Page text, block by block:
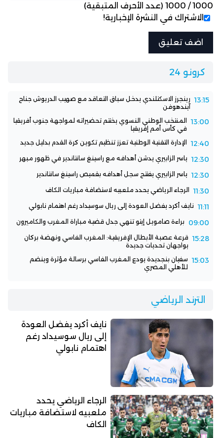
1000
/
1000 (عدد الأحرف المتبقية)
الاشتراك في النشرة الإخبارية!
كرونو 24
13:15 رينجرز الاسكتلندي يدخل سباق التعاقد مع صهيب الدريوش جناح
آيندهوفن
13:00
المنتخب الوطني النسوي يختتم تحضيراته لمواجهة جنوب أفريقيا
في كأس أمم إفريقيا
12:40 الإدارة التقنية الوطنية تعزز تنظيم تكوين كرة القدم بدليل جديد
12:30 ياسر الزابيري يدشن أهدافه مع راسينغ سانتاندير في ظهور مبهر
12:30 ياسر الزابيري يفتتح سجل أهدافه بقميص راسينغ سانتاندير
11:30 الرجاء الرياضي يحدد ملعبيه لاستضافة مباريات الكاف
11:11 نايف أكرد يفضل العودة إلى ريال سوسيداد رغم اهتمام نابولي
09:00 براءة صامويل إيتو تنهي جدل قضية مباراة المغرب والكاميرون
15:28 قرعة عصبة الأبطال الإفريقية: المغرب الفاسي ونهضة بركان
يواجهان تحديات جديدة
15:03 سفيان بنجديدة يودع المغرب الفاسي برسالة مؤثرة وينضم
للأهلي المصري
الترند الرياضي
نايف أكرد يفضل العودة
إلى ريال سوسيداد رغم
اهتمام نابولي
الرجاء الرياضي يحدد
ملعبيه لاستضافة مباريات
الكاف